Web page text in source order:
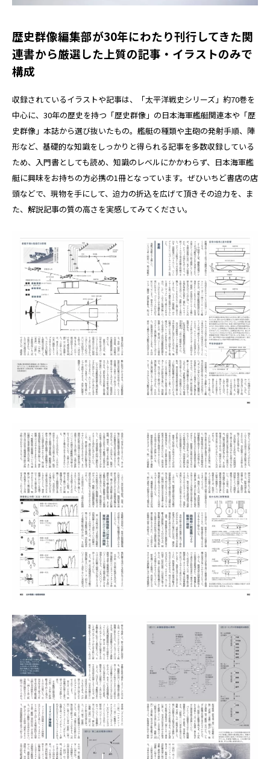
歴史群像編集部が30年にわたり刊行してきた関
連書から厳選した上質の記事・イラストのみで
構成
収録されているイラストや記事は、「太平洋戦史シリーズ」約70巻を
中心に、30年の歴史を持つ「歴史群像」の日本海軍艦艇関連本や「歴
史群像」本誌から選び抜いたもの。艦艇の種類や主砲の発射手順、陣
形など、基礎的な知識をしっかりと得られる記事を多数収録している
ため、入門書としても読め、知識のレベルにかかわらず、日本海軍艦
艇に興味をお持ちの方必携の1冊となっています。ぜひいちど書店の店
頭などで、現物を手にして、迫力の折込を広げて頂きその迫力を、ま
た、解説記事の質の高さを実感してみてください。